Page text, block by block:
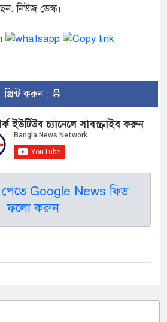
নিউজ ডেস্ক।
প্রিন্ট করুন :
ইউটিউব চ্যানেলে সাবস্ক্রাইব করুন
পেতে Google News ফিড
ফলো করুন